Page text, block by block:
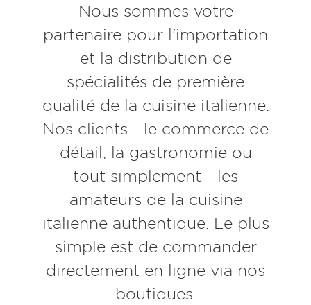
Nous sommes votre
partenaire pour l'importation
et la distribution de
spécialités de première
qualité de la cuisine italienne.
Nos clients - le commerce de
détail, la gastronomie ou
tout simplement - les
amateurs de la cuisine
italienne authentique. Le plus
simple est de commander
directement en ligne via nos
boutiques.